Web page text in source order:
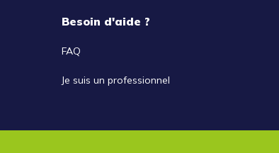
Besoin d'aide ?
FAQ
Je suis un professionnel